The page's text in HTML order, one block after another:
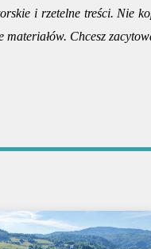
i rzetelne treści. Nie
Chcesz